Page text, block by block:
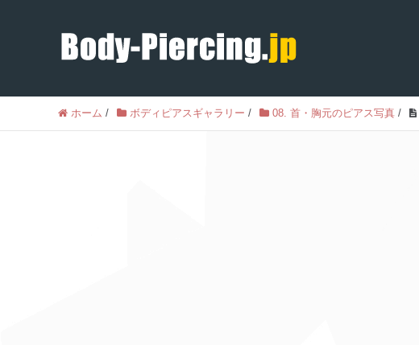
ホーム / ボディピアスギャラリー / 08. 首・胸元のピアス写真 /